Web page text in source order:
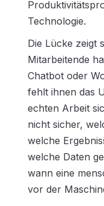
Technologie.
Die Lücke zeigt
Mitarbeitende
Chatbot oder
fehlt ihnen das
echten Arbeit
nicht sicher,
welche
welche Daten
wann eine
vor der